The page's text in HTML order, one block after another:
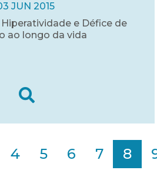
JUN 2015
e Défice de
ao longo da vida
4 5 6 7 8